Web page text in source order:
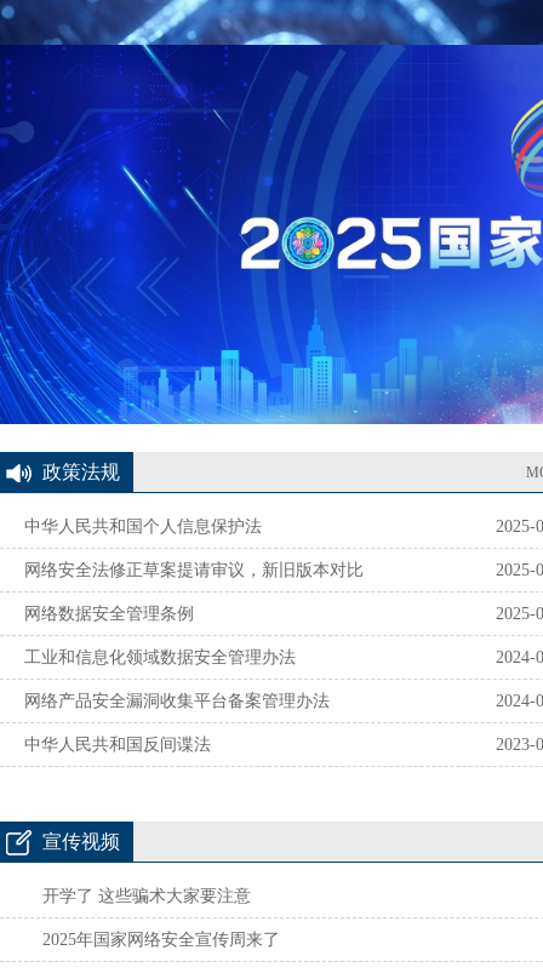
政策法规
中华人民共和国个人信息保护法 2025-
网络安全法修正草案提请审议，新旧版本对比 2025-
网络数据安全管理条例 2025-
工业和信息化领域数据安全管理办法 2024-
网络产品安全漏洞收集平台备案管理办法 2024-
中华人民共和国反间谍法 2023-
宣传视频
开学了 这些骗术大家要注意
2025年国家网络安全宣传周来了